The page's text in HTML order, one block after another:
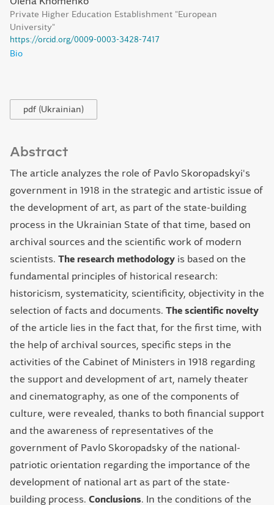
Private Higher Education Establishment "European
University"
https://orcid.org/0009-0003-3428-7417
Bio
pdf (Ukrainian)
Abstract
The article analyzes the role of Pavlo Skoropadskyi's
government in 1918 in the strategic and artistic issue of
the development of art, as part of the state-building
process in the Ukrainian State of that time, based on
archival sources and the scientific work of modern
scientists. The research methodology is based on the
fundamental principles of historical research:
historicism, systematicity, scientificity, objectivity in the
selection of facts and documents. The scientific novelty
of the article lies in the fact that, for the first time, with
the help of archival sources, specific steps in the
activities of the Cabinet of Ministers in 1918 regarding
the support and development of art, namely theater
and cinematography, as one of the components of
culture, were revealed, thanks to both financial support
and the awareness of representatives of the
government of Pavlo Skoropadsky of the national-
patriotic orientation regarding the importance of the
development of national art as part of the state-
building process. Conclusions . In the conditions of the